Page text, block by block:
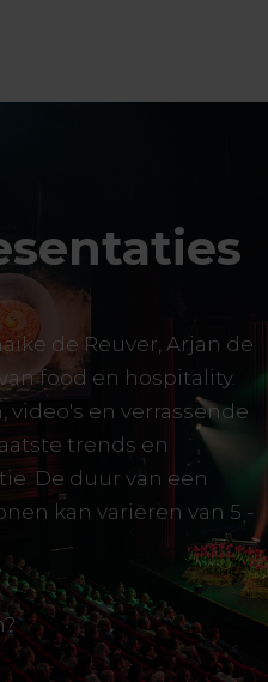
de Reuver, Arjan de
food en hospitality.
en verrassende
trends en
De duur van een
kan variëren van 5 -